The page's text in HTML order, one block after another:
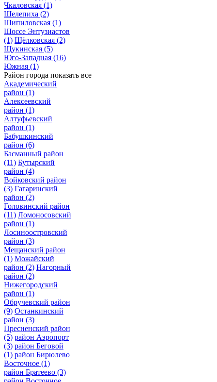
Чкаловская (1)
Шелепиха (2)
Шипиловская (1)
Шоссе Энтузиастов
(1) Щёлковская (2)
Щукинская (5)
Юго-Западная (16)
Южная (1)
Район города показать все
Академический
район (1)
Алексеевский
район (1)
Алтуфьевский
район (1)
Бабушкинский
район (6)
Басманный район
(11) Бутырский
район (4)
Войковский район
(3) Гагаринский
район (2)
Головинский район
(11) Ломоносовский
район (1)
Лосиноостровский
район (3)
Мещанский район
(1) Можайский
район (2) Нагорный
район (2)
Нижегородский
район (1)
Обручевский район
(9) Останкинский
район (3)
Пресненский район
(5) район Аэропорт
(3) район Беговой
(1) район Бирюлево
Восточное (1)
район Братеево (3)